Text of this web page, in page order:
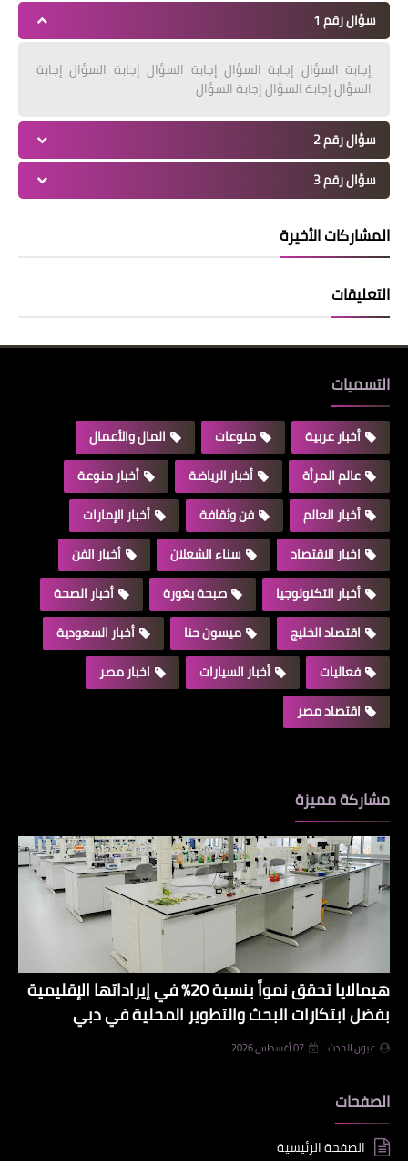
سؤال رقم 1
إجابة السؤال إجابة السؤال إجابة السؤال إجابة السؤال إجابة
السؤال إجابة السؤال إجابة السؤال
سؤال رقم 2
سؤال رقم 3
المشاركات الأخيرة
التعليقات
التسميات
أخبار عربية منوعات
المال والأعمال
عالم المرأة
أخبار الرياضة
أخبار منوعة
أخبار العالم
فن وثقافة
أخبار الإمارات
اخبار الاقتصاد
سناء الشعلان
أخبار الفن
أخبار التكنولوجيا
صبحة بغورة
أخبار الصحة
اقتصاد الخليج
ميسون حنا
أخبار السعودية
فعاليات
أخبار السيارات
اخبار مصر
اقتصاد مصر
مشاركة مميزة
هيمالايا تحقق نمواً بنسبة 20% في إيراداتها الإقليمية
بفضل ابتكارات البحث والتطوير المحلية في دبي
عيون الحدث 07 أغسطس 2026
الصفحات
الصفحة الرئيسية